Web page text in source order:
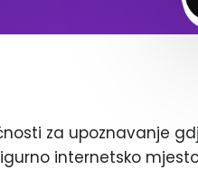
za upoznavanje
internetsko